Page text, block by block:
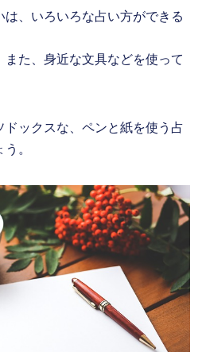
は、いろいろな占い方ができる
た、身近な文具などを使って
ドックスな、ペンと紙を使う占
。